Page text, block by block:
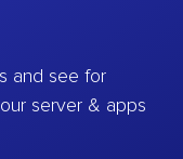
and see for
server & apps